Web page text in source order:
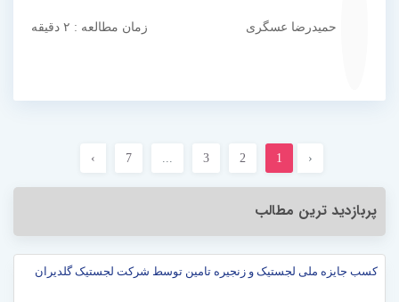
حمیدرضا عسگری زمان مطالعه : ۲ دقیقه
‹
1
2
3
7
›
پربازدید ترین مطالب
کسب جایزه ملی لجستیک و زنجیره تامین توسط شرکت لجستیک گلدیران